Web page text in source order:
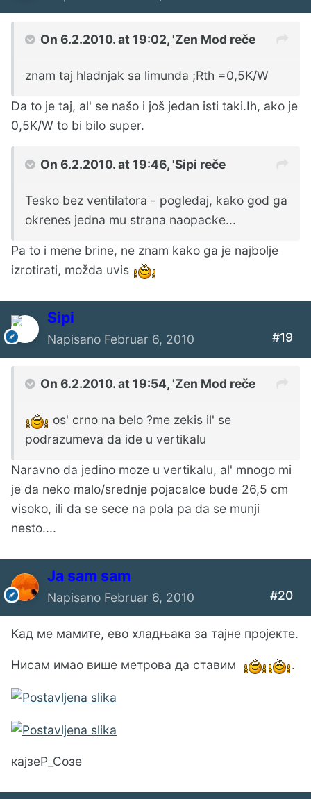
On 6.2.2010. at 19:02, 'Zen Mod reče
znam taj hladnjak sa limunda ;Rth =0,5K/W
Da to je taj, al' se našo i još jedan isti taki.Ih, ako je
0,5K/W to bi bilo super.
On 6.2.2010. at 19:46, 'Sipi reče
Tesko bez ventilatora - pogledaj, kako god ga
okrenes jedna mu strana naopacke...
Pa to i mene brine, ne znam kako ga je najbolje
izrotirati, možda uvis
Sipi
Napisano Februar 6, 2010 #19
On 6.2.2010. at 19:54, 'Zen Mod reče
os' crno na belo ?me zekis il' se
podrazumeva da ide u vertikalu
Naravno da jedino moze u vertikalu, al' mnogo mi
je da neko malo/srednje pojacalce bude 26,5 cm
visoko, ili da se sece na pola pa da se munji
nesto....
Ја sam sam
Napisano Februar 6, 2010 #20
Кад ме мамите, ево хладњака за тајне пројекте.
Нисам имао више метрова да ставим .
кајзеР_Созе